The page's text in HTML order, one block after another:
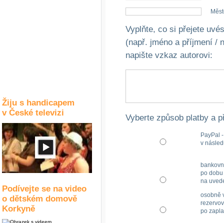
Žiju s handicapem
v České televizi
Podívejte se na video
o dětském domově
Korkyně
Vyplňte, co si přejete
(např. jméno a příjmení /
napište vzkaz autorovi:
Vyberte způsob platby a
PayPal
v
po
na
osobně
po